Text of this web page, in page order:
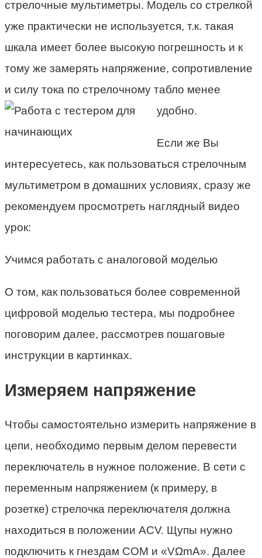
стрелочные мультиметры. Модель со стрелкой
уже практически не используется, т.к. такая
шкала имеет более высокую погрешность и к
тому же замерять напряжение, сопротивление
и силу тока по стрелочному табло менее
удобно.
Если же Вы
интересуетесь, как пользоваться стрелочным
мультиметром в домашних условиях, сразу же
рекомендуем просмотреть наглядный видео
урок:
Учимся работать с аналоговой моделью
О том, как пользоваться более современной
цифровой моделью тестера, мы подробнее
поговорим далее, рассмотрев пошаговые
инструкции в картинках.
Измеряем напряжение
Чтобы самостоятельно измерить напряжение в
цепи, необходимо первым делом перевести
переключатель в нужное положение. В сети с
переменным напряжением (к примеру, в
розетке) стрелочка переключателя должна
находиться в положении ACV. Щупы нужно
подключить к гнездам COM и «VΩmA». Далее